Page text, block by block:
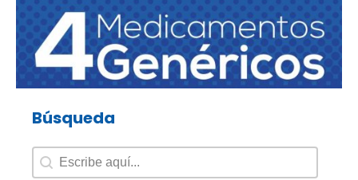
Búsqueda
Búsqueda
Búsqueda